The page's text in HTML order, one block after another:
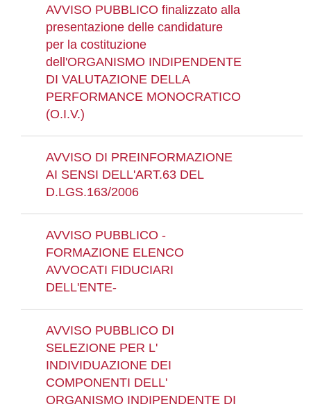
AVVISO PUBBLICO finalizzato alla
presentazione delle candidature
per la costituzione
dell'ORGANISMO INDIPENDENTE
DI VALUTAZIONE DELLA
PERFORMANCE MONOCRATICO
(O.I.V.)
AVVISO DI PREINFORMAZIONE
AI SENSI DELL'ART.63 DEL
D.LGS.163/2006
AVVISO PUBBLICO -
FORMAZIONE ELENCO
AVVOCATI FIDUCIARI
DELL'ENTE-
AVVISO PUBBLICO DI
SELEZIONE PER L'
INDIVIDUAZIONE DEI
COMPONENTI DELL'
ORGANISMO INDIPENDENTE DI